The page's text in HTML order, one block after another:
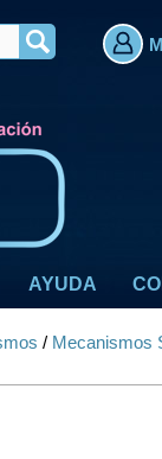
AYUDA
/ Mecanismos